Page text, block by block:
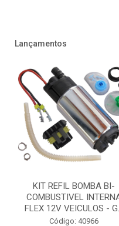
Lançamentos
KIT REFIL BOMBA BI-
COMBUSTIVEL
FLEX 12V VEICULOS -
Código: 40966